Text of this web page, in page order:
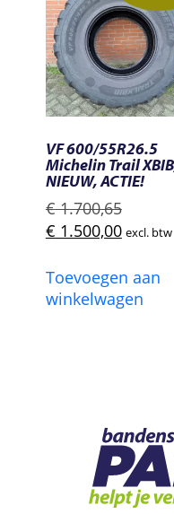
VF 600/55R26.5
Michelin Trail
NIEUW, ACTIE!
€1.700,65
prijs
€
€ 1.500,00Huidige
is:
€
excl. btw
Toevoegen aan
winkelwagen